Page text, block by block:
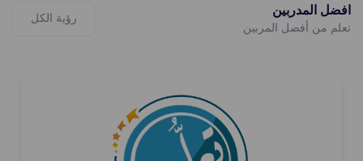
افضل المدربين
تعلم من أفضل المربين
رؤية الكل